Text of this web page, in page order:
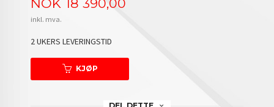
NOK 18 390,00
inkl. mva.
2 UKERS LEVERINGSTID
KJØP